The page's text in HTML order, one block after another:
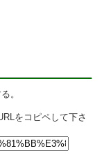
。
をコピペして下さ